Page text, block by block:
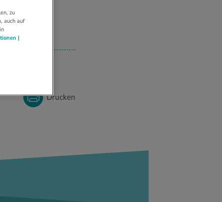
Drucken
zu
auch auf
|